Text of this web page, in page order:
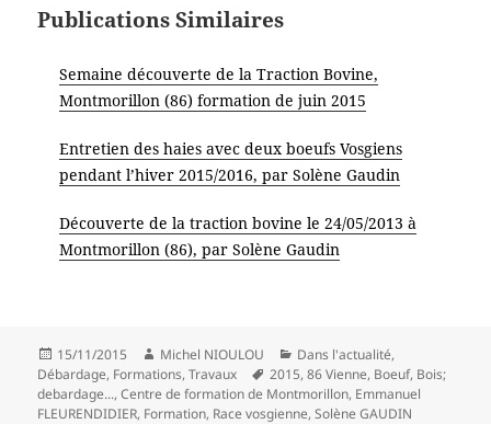
Publications Similaires
Semaine découverte de la Traction Bovine,
Montmorillon (86) formation de juin 2015
Entretien des haies avec deux boeufs Vosgiens
pendant l’hiver 2015/2016, par Solène Gaudin
Découverte de la traction bovine le 24/05/2013 à
Montmorillon (86), par Solène Gaudin
Publié
le
15/11/2015 Auteur
Michel NIOULOU Catégories
Dans l'actualité,
Débardage, Formations,Travaux
Mots-
clés
2015,86 Vienne, Boeuf, Bois;
debardage...,Centre de formation de Montmorillon, Emmanuel
FLEURENDIDIER, Formation, Race vosgienne,Solène GAUDIN